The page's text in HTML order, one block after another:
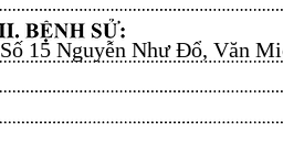
Số 15 Nguyễn Như Đổ, Văn